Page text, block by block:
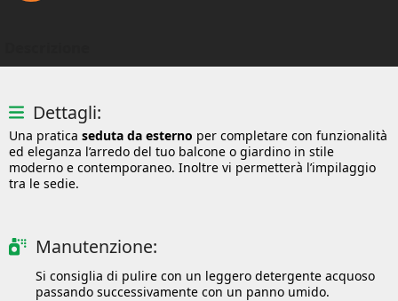
Dettagli:
Una pratica seduta da esterno per completare con funzionalità
ed eleganza l’arredo del tuo balcone o giardino in stile
moderno e contemporaneo. Inoltre vi permetterà l’impilaggio
tra le sedie.
Manutenzione:
Si consiglia di pulire con un leggero detergente acquoso
passando successivamente con un panno umido.